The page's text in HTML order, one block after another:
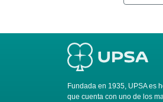
Fundada en 1935, UPSA es
que cuenta con uno de los